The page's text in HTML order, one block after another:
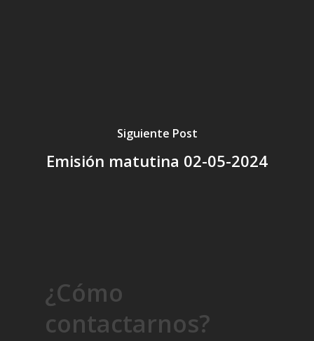
Siguiente Post
Emisión matutina 02-05-2024
¿Cómo
contactarnos?